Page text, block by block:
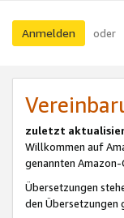
Anmelden oder
zuletzt
Willkommen auf
genannten
Übersetzungen
den Übersetzungen